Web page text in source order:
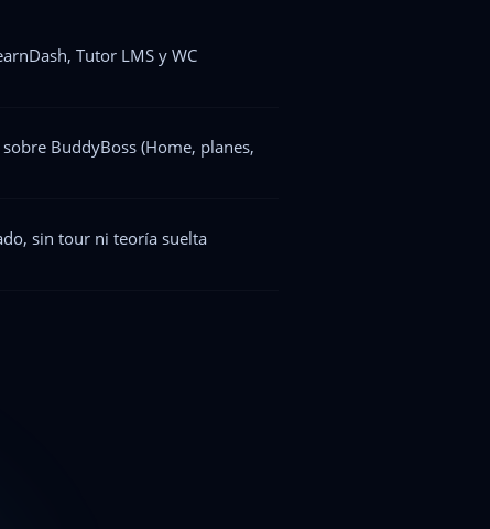
Tutor LMS y WC
BuddyBoss (Home, planes,
sin tour ni teoría suelta